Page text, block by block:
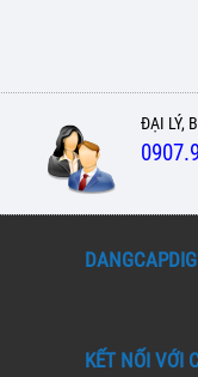
ĐẠI LÝ,
KẾT NỐI VỚI